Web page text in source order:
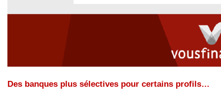
Des banques plus sélectives pour certains profils…